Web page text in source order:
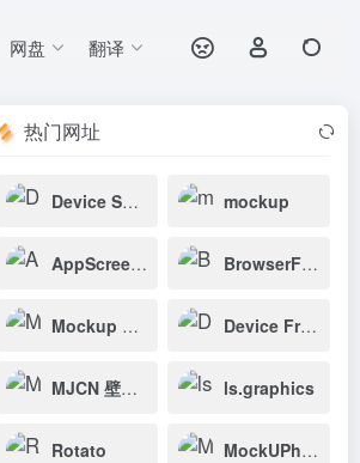
网盘 翻译
热门网址
Device Shots mockup
AppScreenshots BrowserFrame
Mockup Photos Device Frames
MJCN 壁纸样机生成器 ls.graphics
Rotato MockUPhone